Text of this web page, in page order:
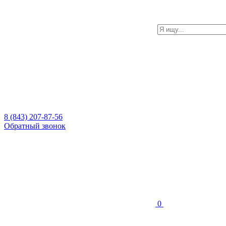
8 (843) 207-87-56
Обратный звонок
0